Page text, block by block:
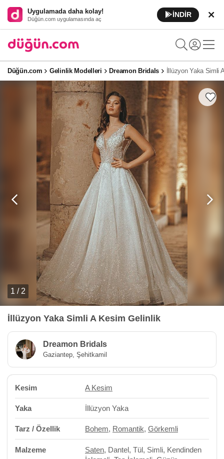
Uygulamada daha kolay!
Düğün.com uygulamasında aç
İNDİR
Düğün.com Gelinlik Modelleri Dreamon Bridals İllüzyon Yaka Simli
1 / 2
İllüzyon Yaka Simli A Kesim Gelinlik
Dreamon Bridals
Gaziantep, Şehitkamil
Kesim A Kesim
Yaka İllüzyon Yaka
Tarz / Özellik Bohem, Romantik, Görkemli
Malzeme Saten, Dantel, Tül, Simli, Kendinden